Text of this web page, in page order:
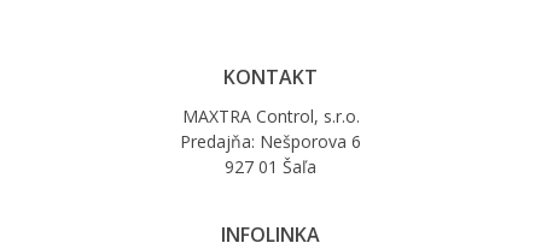
KONTAKT
MAXTRA Control, s.r.o.
Predajňa: Nešporova 6
927 01 Šaľa
INFOLINKA